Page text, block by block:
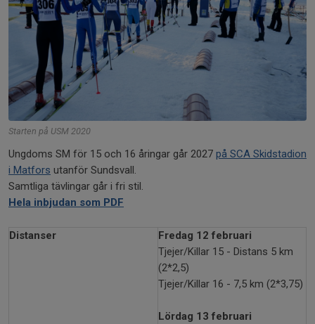
Starten på USM 2020
Ungdoms SM för 15 och 16 åringar går 2027 på SCA Skidstadion
i Matfors utanför Sundsvall.
Samtliga tävlingar går i fri stil.
Hela inbjudan som PDF
Distanser
Fredag 12 februari
Tjejer/Killar 15 - Distans 5 km
(2*2,5)
Tjejer/Killar 16 - 7,5 km (2*3,75)
Lördag 13 februari